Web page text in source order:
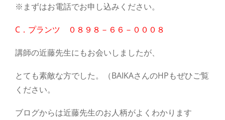
※まずはお電話でお申し込みください。
C．プランツ ０８９８－６６－０００８
講師の近藤先生にもお会いしましたが、
とても素敵な方でした。（BAIKAさんのHPもぜひご覧
ください。
ブログからは近藤先生のお人柄がよくわかります